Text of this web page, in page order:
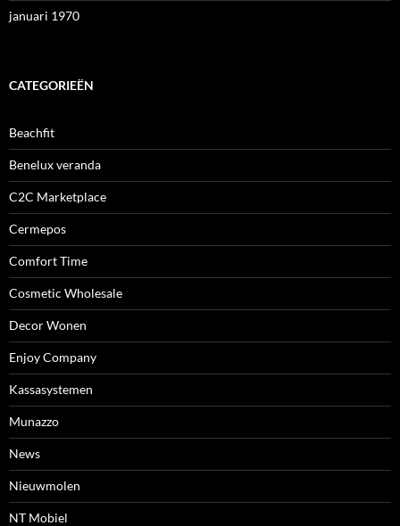
januari 1970
CATEGORIEËN
Beachfit
Benelux veranda
C2C Marketplace
Cermepos
Comfort Time
Cosmetic Wholesale
Decor Wonen
Enjoy Company
Kassasystemen
Munazzo
News
Nieuwmolen
NT Mobiel